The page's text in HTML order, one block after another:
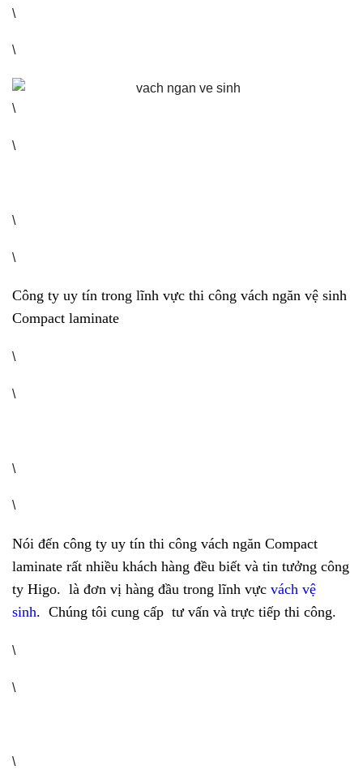
\
\
\
\
\
\
Công ty uy tín trong lĩnh vực thi công vách ngăn vệ sinh
Compact laminate
\
\
\
\
Nói đến công ty uy tín thi công vách ngăn Compact
laminate rất nhiều khách hàng đều biết và tin tưởng công
ty Higo. là đơn vị hàng đầu trong lĩnh vực vách vệ
sinh. Chúng tôi cung cấp tư vấn và trực tiếp thi công.
\
\
\